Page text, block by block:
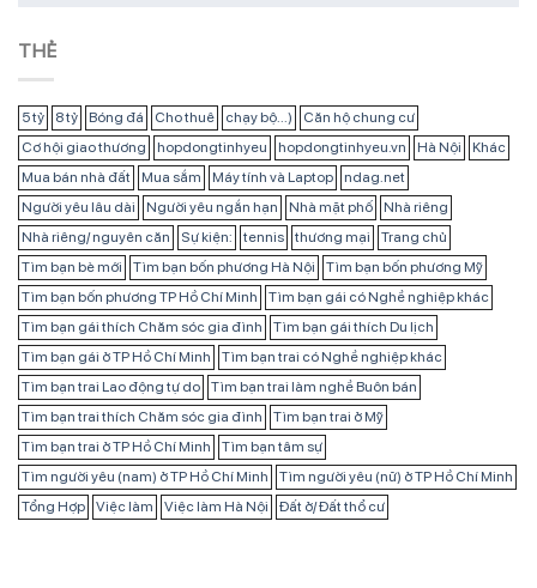
THẺ
5 tỷ 8 tỷ Bóng đá Cho thuê chạy bộ...)
Căn hộ chung cư
Cơ hội giao thương
hopdongtinhyeu hopdongtinhyeu.vn Hà Nội
Khác
Mua bán nhà đất
Mua sắm Máy tính và Laptop
ndag.net
Người yêu lâu dài
Người yêu ngắn hạn Nhà mặt phố
Nhà riêng
Nhà riêng/ nguyên căn
Sự kiện: tennis thương mại
Trang chủ
Tìm bạn bè mới
Tìm bạn bốn phương Hà Nội
Tìm bạn bốn phương Mỹ
Tìm bạn bốn phương TP Hồ Chí Minh
Tìm bạn gái có Nghề nghiệp khác
Tìm bạn gái thích Chăm sóc gia đình
Tìm bạn gái thích Du lịch
Tìm bạn gái ở TP Hồ Chí Minh
Tìm bạn trai có Nghề nghiệp khác
Tìm bạn trai Lao động tự do
Tìm bạn trai làm nghề Buôn bán
Tìm bạn trai thích Chăm sóc gia đình
Tìm bạn trai ở Mỹ
Tìm bạn trai ở TP Hồ Chí Minh
Tìm bạn tâm sự
Tìm người yêu (nam) ở TP Hồ Chí Minh
Tìm người yêu (nữ) ở TP Hồ Chí Minh
Tổng Hợp
Việc làm Việc làm Hà Nội Đất ở/ Đất thổ cư